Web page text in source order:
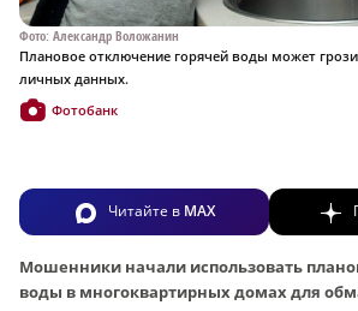
Фото: Александр Воложанин
Плановое отключение горячей воды может
личных данных.
Фотобанк
Читайте в MAX
Мошенники начали использовать
воды в многоквартирных домах для